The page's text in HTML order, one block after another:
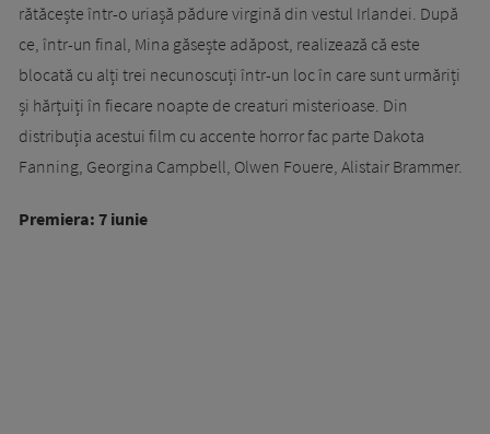
rătăcește într-o uriașă pădure virgină din vestul Irlandei. După
ce, într-un final, Mina găsește adăpost, realizează că este
blocată cu alți trei necunoscuți într-un loc în care sunt urmăriți
și hărțuiți în fiecare noapte de creaturi misterioase. Din
distribuția acestui film cu accente horror fac parte Dakota
Fanning, Georgina Campbell, Olwen Fouere, Alistair Brammer.
Premiera: 7 iunie